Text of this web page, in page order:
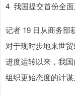
4 我国提交首份全
记者 19 日从商务部
对于现时步地来世
进度运转以来，我
组织更始态度的计谋